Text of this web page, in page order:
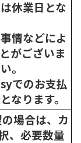
休業日とな
情などによ
がございま
。
でのお支払
なります。
場合は、カ
、必要数量